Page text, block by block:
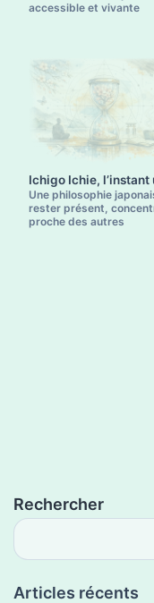
accessible et vivante
Ichigo Ichie, l’instant
Une philosophie
rester présent,
proche des autres
Rechercher
Articles récents